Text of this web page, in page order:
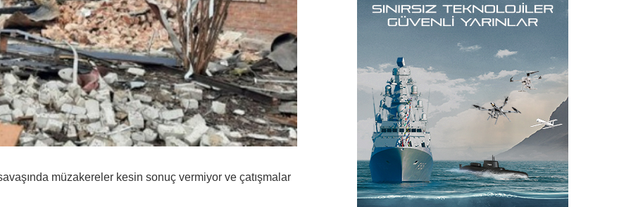
müzakereler kesin sonuç vermiyor ve çatışmalar